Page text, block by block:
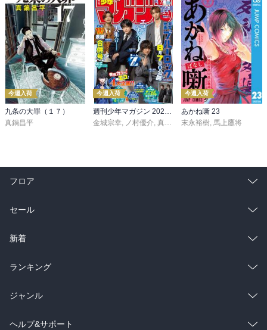
今週入荷
九条の大罪（１７）
真鍋昌平
今週入荷
週刊少年マガジン 2026年36・37号[2026年8月5日発売]
金城宗幸, ノ村優介, 真島ヒロ ,宮島礼吏,新川直司
今週入荷
あかね噺 23
末永裕樹, 馬上鷹将
フロア
総合
ラノベ
雑誌・グラビア
BL・TL
セール
総合
ラノベ
雑誌・グラビア
BL・TL
新着
総合
ラノベ
雑誌・グラビア
ランキング
総合
ラノベ
ジャンル
コミック
ヘルプ&サポート